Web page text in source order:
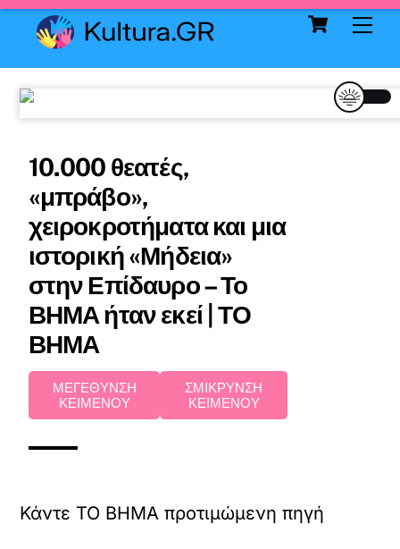
Skip
content
Cart
10.000 θεατές,
«μπράβο»,
χειροκροτήματα και μια
ιστορική «Μήδεια»
στην Επίδαυρο – Το
ΒΗΜΑ ήταν εκεί | ΤΟ
ΒΗΜΑ
ΜΕΓΕΘΥΝΣΗ
ΚΕΙΜΕΝΟΥ
ΣΜΙΚΡΥΝΣΗ
ΚΕΙΜΕΝΟΥ
Κάντε TO BHMA προτιμώμενη πηγή